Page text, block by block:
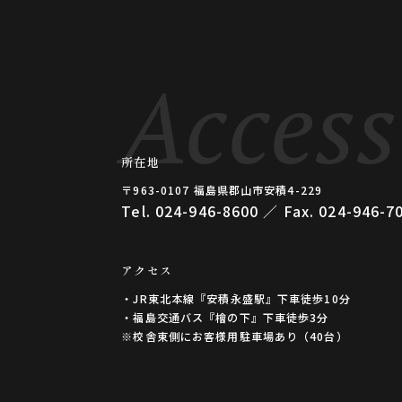
Access
所在地
〒963-0107 福島県郡⼭市安積4-229
Tel. 024-946-8600 ／ Fax. 024-946-
アクセス
・JR東北本線『安積永盛駅』下車徒歩10分
・福島交通バス『檜の下』下車徒歩3分
※校舎東側にお客様用駐車場あり（40台）